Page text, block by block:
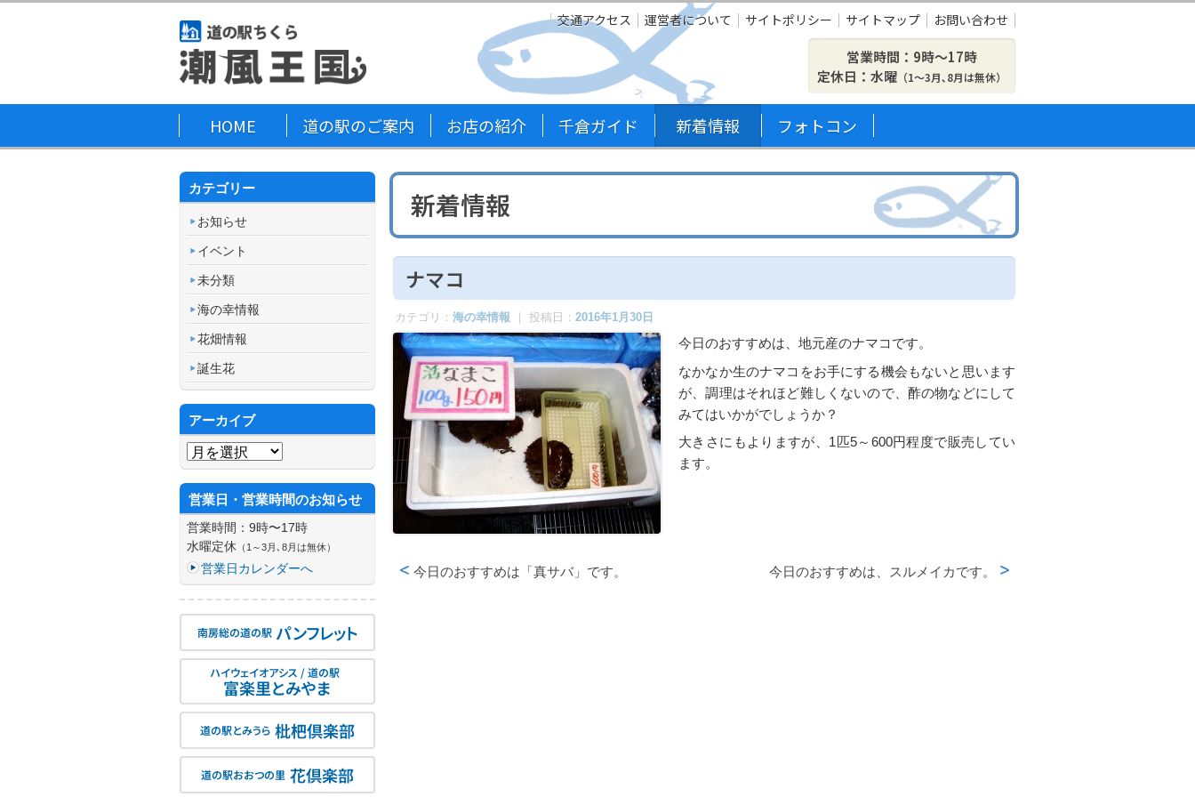
交通アクセス 運営者について サイトポリシー サイトマップ お問い合わせ
営業時間：9時〜17時
定休日：水曜 （1～3月､8月は無休）
HOME 道の駅のご案内 お店の紹介 千倉ガイド 新着情報 フォトコン
新着情報
ナマコ
カテゴリ： 海の幸情報 ｜ 投稿日： 2016年1月30日
今日のおすすめは、地元産のナマコです。
なかなか生のナマコをお手にする機会もないと思います
が、調理はそれほど難しくないので、酢の物などにして
みてはいかがでしょうか？
大きさにもよりますが、1匹5～600円程度で販売してい
ます。
今日のおすすめは、スルメイカです。
今日のおすすめは「真サバ」です。
カテゴリー
お知らせ
イベント
未分類
海の幸情報
花畑情報
誕生花
アーカイブ
アーカイブ
営業日・営業時間のお知らせ
営業時間：9時〜17時
水曜定休 （1～3月､8月は無休）
営業日カレンダーへ
南房総の道の駅 パンフレット
ハイウェイオアシス / 道の駅
富楽里とみやま
道の駅とみうら 枇杷倶楽部
道の駅おおつの里 花倶楽部